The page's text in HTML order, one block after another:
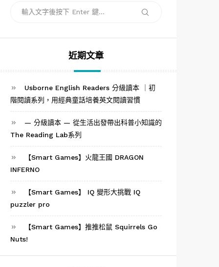
搜
近期文章
Usborne English Readers 分級讀本 ｜初
階閱讀系列，用經典童話培養英文閱讀習慣
— 分級讀本 — 從生活出發帶出科普小知識的
The Reading Lab系列
【Smart Games】火龍王國 DRAGON
INFERNO
【Smart Games】 IQ 變形大挑戰 IQ
puzzler pro
【Smart Games】推推松鼠 Squirrels Go
Nuts!